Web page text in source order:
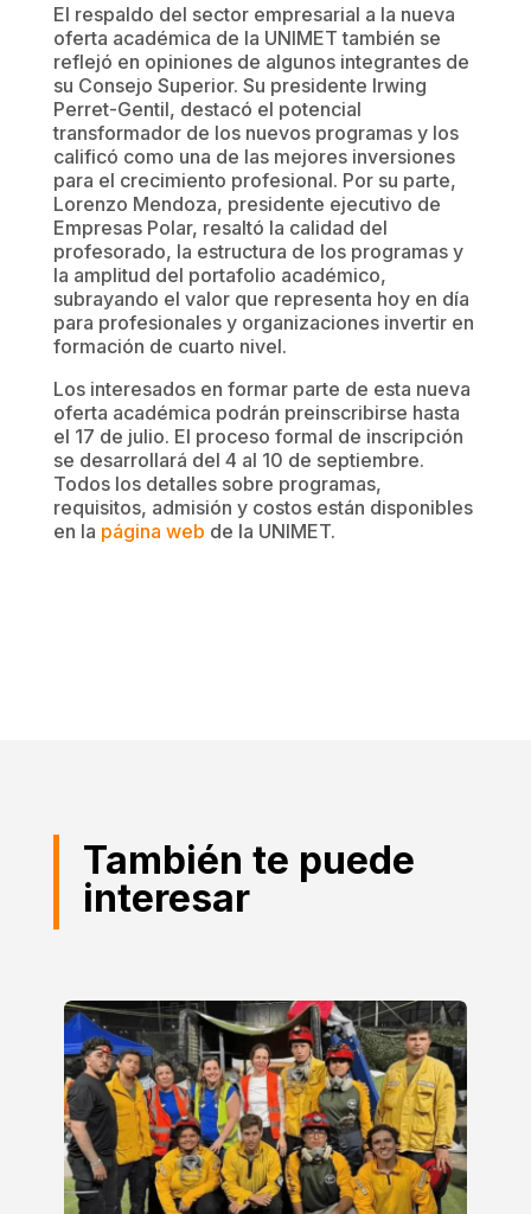
El respaldo del sector empresarial a la nueva
oferta académica de la UNIMET también se
reflejó en opiniones de algunos integrantes de
su Consejo Superior. Su presidente Irwing
Perret-Gentil, destacó el potencial
transformador de los nuevos programas y los
calificó como una de las mejores inversiones
para el crecimiento profesional. Por su parte,
Lorenzo Mendoza, presidente ejecutivo de
Empresas Polar, resaltó la calidad del
profesorado, la estructura de los programas y
la amplitud del portafolio académico,
subrayando el valor que representa hoy en día
para profesionales y organizaciones invertir en
formación de cuarto nivel.
Los interesados en formar parte de esta nueva
oferta académica podrán preinscribirse hasta
el 17 de julio. El proceso formal de inscripción
se desarrollará del 4 al 10 de septiembre.
Todos los detalles sobre programas,
requisitos, admisión y costos están disponibles
en la página web de la UNIMET.
También te puede
interesar